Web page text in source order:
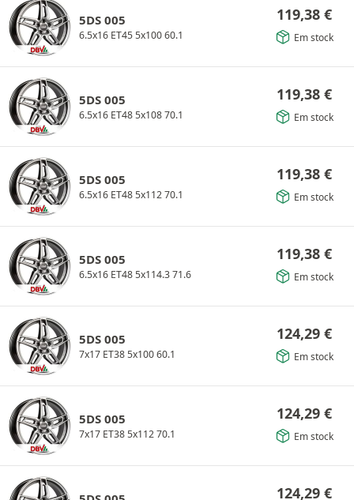
5DS 005
6.5x16 ET45 5x100 60.1
119,38 €
Em stock
5DS 005
6.5x16 ET48 5x108 70.1
119,38 €
Em stock
5DS 005
6.5x16 ET48 5x112 70.1
119,38 €
Em stock
5DS 005
6.5x16 ET48 5x114.3 71.6
119,38 €
Em stock
5DS 005
7x17 ET38 5x100 60.1
124,29 €
Em stock
5DS 005
7x17 ET38 5x112 70.1
124,29 €
Em stock
124,29 €